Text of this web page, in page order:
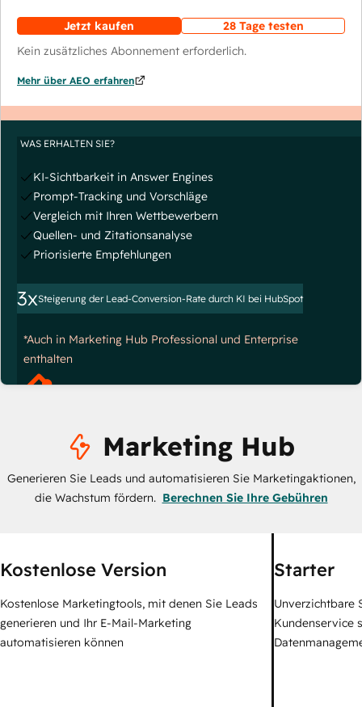
Jetzt kaufen
28 Tage testen
Kein zusätzliches Abonnement erforderlich.
Mehr über AEO erfahren
WAS ERHALTEN SIE?
KI-Sichtbarkeit in Answer Engines
Prompt-Tracking und Vorschläge
Vergleich mit Ihren Wettbewerbern
Quellen- und Zitationsanalyse
Priorisierte Empfehlungen
3xSteigerung der Lead-Conversion-Rate durch KI bei HubSpot
*Auch in Marketing Hub Professional und Enterprise
enthalten
Marketing Hub
Generieren Sie Leads und automatisieren Sie Marketingaktionen,
die Wachstum fördern. Berechnen Sie Ihre Gebühren
Kostenlose Version
Kostenlose Marketingtools, mit denen Sie Leads
generieren und Ihr E-Mail-Marketing
automatisieren können
Starter
Unverzichtbare
Kundenservice